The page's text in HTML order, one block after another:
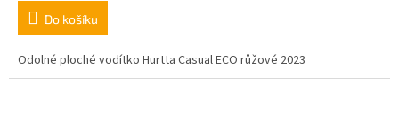
Do košíku
Odolné ploché vodítko Hurtta Casual ECO růžové 2023